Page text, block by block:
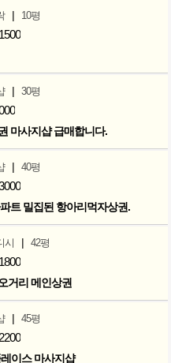
| 10평
1500
| 30평
마사지샵 급매합니다.
| 40평
트 밀집된 항아리먹자상권.
시 | 42평
1800
거리 메인상권
| 45평
2200
이스 마사지샵